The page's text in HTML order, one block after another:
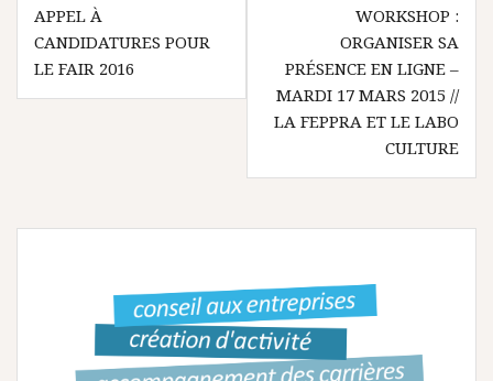
N
v
t
APPEL À
CANDIDATURES POUR
LE FAIR 2016
WORKSHOP :
ORGANISER SA
PRÉSENCE EN LIGNE –
MARDI 17 MARS 2015 //
LA FEPPRA ET LE LABO
CULTURE